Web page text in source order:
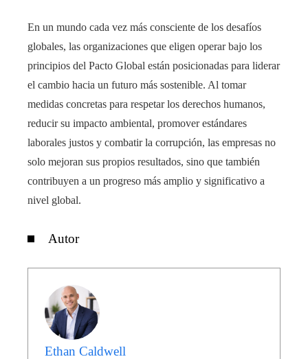
En un mundo cada vez más consciente de los desafíos
globales, las organizaciones que eligen operar bajo los
principios del Pacto Global están posicionadas para liderar
el cambio hacia un futuro más sostenible. Al tomar
medidas concretas para respetar los derechos humanos,
reducir su impacto ambiental, promover estándares
laborales justos y combatir la corrupción, las empresas no
solo mejoran sus propios resultados, sino que también
contribuyen a un progreso más amplio y significativo a
nivel global.
Autor
Ethan Caldwell